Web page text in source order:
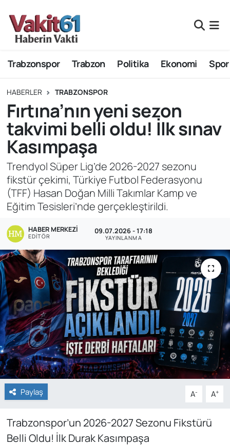
Trabzonspor Trabzon Politika Ekonomi Spor
HABERLER TRABZONSPOR
Fırtına’nın yeni sezon
takvimi belli oldu! İlk sınav
Kasımpaşa
Trendyol Süper Lig’de 2026-2027 sezonu
fikstür çekimi, Türkiye Futbol Federasyonu
(TFF) Hasan Doğan Milli Takımlar Kamp ve
Eğitim Tesisleri’nde gerçekleştirildi.
HABER MERKEZI
EDITÖR
09.07.2026 - 17:18
YAYINLANMA
Paylaş A- A+
Trabzonspor’un 2026-2027 Sezonu Fikstürü
Belli Oldu! İlk Durak Kasımpaşa
Nöbetçi Eczaneler
Hava Durumu
Namaz Vakitleri
Trafik Durumu
Süper Lig Puan Durumu ve Fikstür
Tüm Manşetler
Son Dakika Haberleri